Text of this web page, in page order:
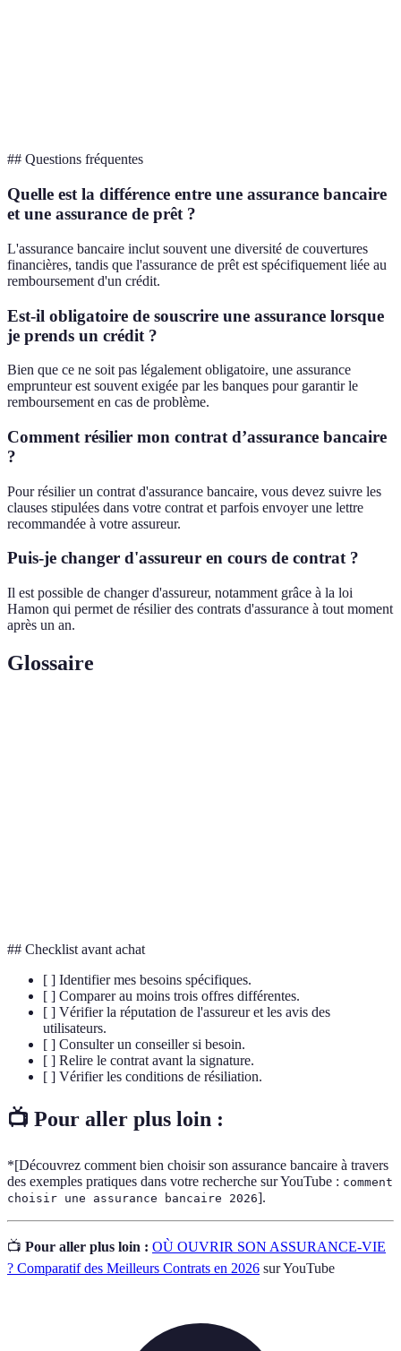
## Questions fréquentes
Quelle est la différence entre une assurance bancaire
et une assurance de prêt ?
L'assurance bancaire inclut souvent une diversité de couvertures
financières, tandis que l'assurance de prêt est spécifiquement liée au
remboursement d'un crédit.
Est-il obligatoire de souscrire une assurance lorsque
je prends un crédit ?
Bien que ce ne soit pas légalement obligatoire, une assurance
emprunteur est souvent exigée par les banques pour garantir le
remboursement en cas de problème.
Comment résilier mon contrat d’assurance bancaire
?
Pour résilier un contrat d'assurance bancaire, vous devez suivre les
clauses stipulées dans votre contrat et parfois envoyer une lettre
recommandée à votre assureur.
Puis-je changer d'assureur en cours de contrat ?
Il est possible de changer d'assureur, notamment grâce à la loi
Hamon qui permet de résilier des contrats d'assurance à tout moment
après un an.
Glossaire
## Checklist avant achat
[ ] Identifier mes besoins spécifiques.
[ ] Comparer au moins trois offres différentes.
[ ] Vérifier la réputation de l'assureur et les avis des
utilisateurs.
[ ] Consulter un conseiller si besoin.
[ ] Relire le contrat avant la signature.
[ ] Vérifier les conditions de résiliation.
📺 Pour aller plus loin :
*[Découvrez comment bien choisir son assurance bancaire à travers
des exemples pratiques dans votre recherche sur YouTube : comment
choisir une assurance bancaire 2026].
📺 Pour aller plus loin : OÙ OUVRIR SON ASSURANCE-VIE
? Comparatif des Meilleurs Contrats en 2026 sur YouTube